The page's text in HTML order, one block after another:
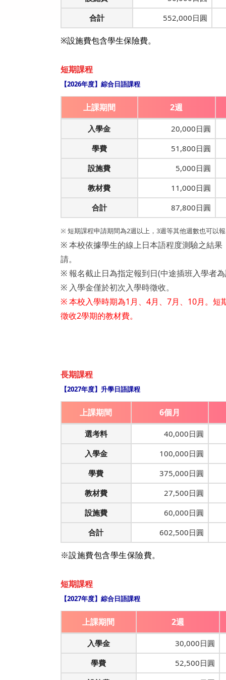
合計
552,000日圓
※設施費包含學生保險費。
短期課程
【2026年度】綜合日語課程
上課期間 2週
入學金
20,000日圓
學費
51,800日圓
設施費
5,000日圓
教材費
11,000日圓
合計
87,800日圓
※ 短期課程申請期間為2週以上，3週等其他週數也可以
※ 本校依據學生的線上日本語程度測驗之結
請。
※ 報名截止日為指定報到日(中途插班入學者
※ 入學金僅於初次入學時徵收。
※ 本校入學時期為1月、4月、7月、10月。短
徵收2學期的教材費。
長期課程
【2027年度】升學日語課程
上課期間 6個月
選考料
40,000日圓
入學金
100,000日圓
學費
375,000日圓
教材費
27,500日圓
設施費
60,000日圓
合計
602,500日圓
※設施費包含學生保險費。
短期課程
【2027年度】綜合日語課程
上課期間 2週
入學金
30,000日圓
學費
52,500日圓